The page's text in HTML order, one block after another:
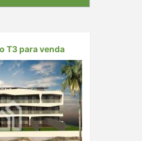
T3 para venda